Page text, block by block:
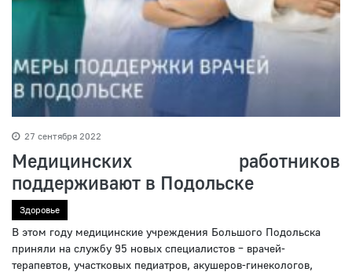
27 сентября 2022
Медицинских работников
поддерживают в Подольске
Здоровье
В этом году медицинские учреждения Большого Подольска
приняли на службу 95 новых специалистов – врачей-
терапевтов, участковых педиатров, акушеров-гинекологов,